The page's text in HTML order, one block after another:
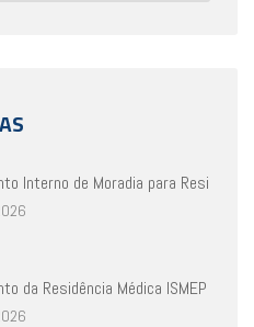
Interno de Moradia para Resi
da Residência Médica ISMEP